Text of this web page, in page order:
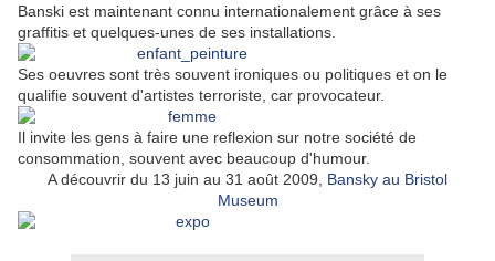
Banski est maintenant connu internationalement grâce à ses
graffitis et quelques-unes de ses installations.
Ses oeuvres sont très souvent ironiques ou politiques et on le
qualifie souvent d'artistes terroriste, car provocateur.
Il invite les gens à faire une reflexion sur notre société de
consommation, souvent avec beaucoup d'humour.
A découvrir du 13 juin au 31 août 2009, Bansky au Bristol
Museum